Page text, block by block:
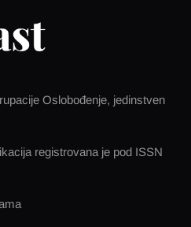
Oslobođenje, jedinstven
registrovana je pod ISSN